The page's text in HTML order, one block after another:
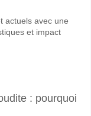
actuels avec une
et impact
: pourquoi